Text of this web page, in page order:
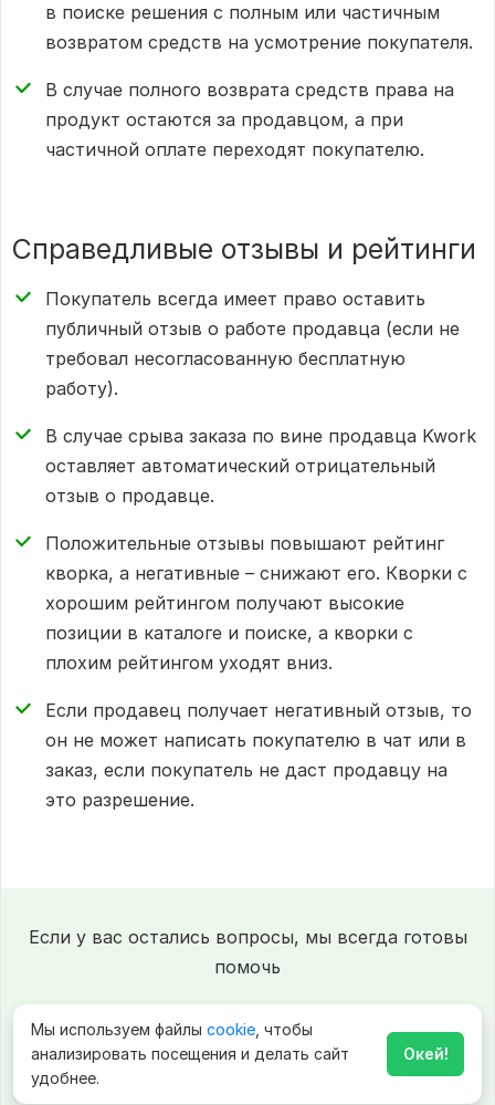
в поиске решения с полным или частичным
возвратом средств на усмотрение покупателя.
В случае полного возврата средств права на
продукт остаются за продавцом, а при
частичной оплате переходят покупателю.
Справедливые отзывы и рейтинги
Покупатель всегда имеет право оставить
публичный отзыв о работе продавца (если не
требовал несогласованную бесплатную
работу).
В случае срыва заказа по вине продавца Kwork
оставляет автоматический отрицательный
отзыв о продавце.
Положительные отзывы повышают рейтинг
кворка, а негативные – снижают его. Кворки с
хорошим рейтингом получают высокие
позиции в каталоге и поиске, а кворки с
плохим рейтингом уходят вниз.
Если продавец получает негативный отзыв, то
он не может написать покупателю в чат или в
заказ, если покупатель не даст продавцу на
это разрешение.
Если у вас остались вопросы, мы всегда готовы
помочь
Обратиться в Службу поддержки
Мы используем файлы cookie , чтобы
анализировать посещения и делать сайт
удобнее.
Окей!